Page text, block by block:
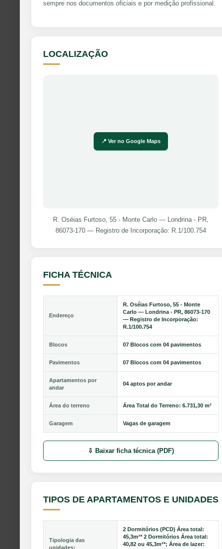
sempre nos documentos oficiais e por medição profissional.
LOCALIZAÇÃO
📍 Ver no Google Maps
R. Oséias Furtoso, 55 - Monte Carlo — Londrina - PR,
86073-170 — Registro de Incorporação: R.1/100.754
FICHA TÉCNICA
Endereço
R. Oséias Furtoso, 55 - Monte
Carlo — Londrina - PR, 86073-170
— Registro de Incorporação:
R.1/100.754
Blocos 07 Blocos com 04 pavimentos
Pavimentos 07 Blocos com 04 pavimentos
Apartamentos por
andar
04 aptos por andar
Área do terreno Área Total do Terreno: 6.731,30 m²
Garagem Vagas de garagem
⇩ Baixar ficha técnica (PDF)
TIPOS DE APARTAMENTOS E UNIDADES
Tipologia das
unidades:
2 Dormitórios (PCD) Área total:
45,3m²* 2 Dormitórios Área total:
40,82 ou 45,3m²*; Área de lazer: